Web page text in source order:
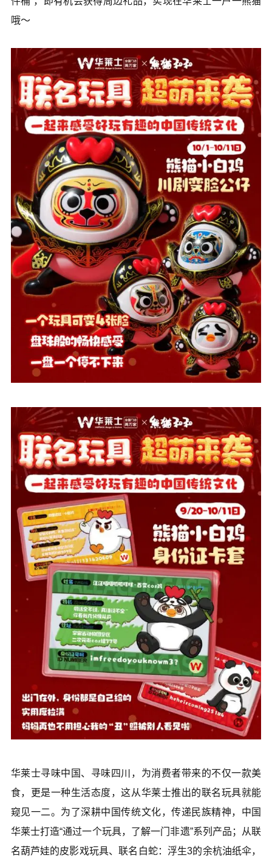
哦～
华莱士寻味中国、寻味四川，为消费者带来的不仅一款美
食，更是一种生活态度，这从华莱士推出的联名玩具就能
窥见一二。为了深耕中国传统文化，传递民族精神，中国
华莱士打造“通过一个玩具，了解一门非遗”系列产品；从联
名葫芦娃的皮影戏玩具、联名白蛇：浮生3的余杭油纸伞，